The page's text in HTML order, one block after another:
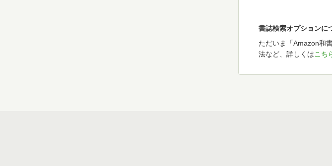
書誌検索オプションに
ただいま「Amazon和
法など、詳しくはこち